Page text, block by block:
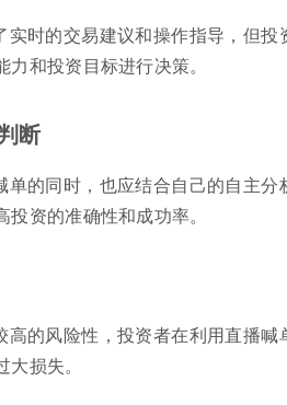
实时的交易建议和操作指导，但
和投资目标进行决策。
断
单的同时，也应结合自己的自主
资的准确性和成功率。
高的风险性，投资者在利用直播
损失。